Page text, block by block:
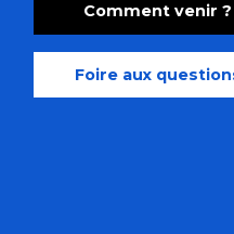
Comment venir ?
Foire aux